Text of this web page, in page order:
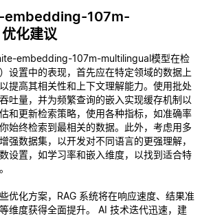
embedding-107m-
化建议
embedding-107m-multilingual模型在检
设置中的表现，首先应在特定领域的数据上
提高其相关性和上下文理解能力。使用批处
吐量，并为频繁查询的嵌入实现缓存机制以
和更新检索策略，使用各种指标，如准确率
始终检索到最相关的数据。此外，考虑用多
强数据集，以开发对不同语言的更强理解，
设置，如学习率和嵌入维度，以找到适合特
优化方案，RAG 系统将在响应速度、结果准
维度获得全面提升。 AI 技术迭代迅速，建